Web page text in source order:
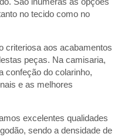
no tecido como no
criteriosa aos acabamentos
peças. Na camisaria,
confeção do colarinho,
e as melhores
excelentes qualidades
sendo a densidade de